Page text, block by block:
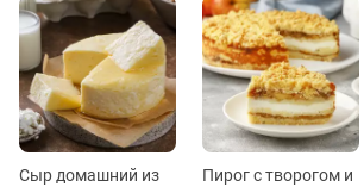
Сыр домашний из
Пирог с творогом и